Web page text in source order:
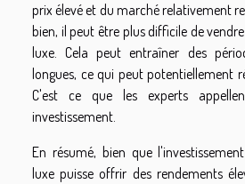
prix élevé et du marché relativement
bien, il peut être plus difficile de
luxe. Cela peut entraîner des
longues, ce qui peut potentiellement
C'est ce que les experts
investissement.
En résumé, bien que
luxe puisse offrir des rendements